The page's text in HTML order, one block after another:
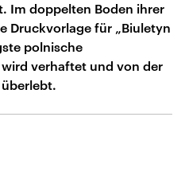
Im doppelten Boden ihrer
Druckvorlage für „Biuletyn
polnische
verhaftet und von der